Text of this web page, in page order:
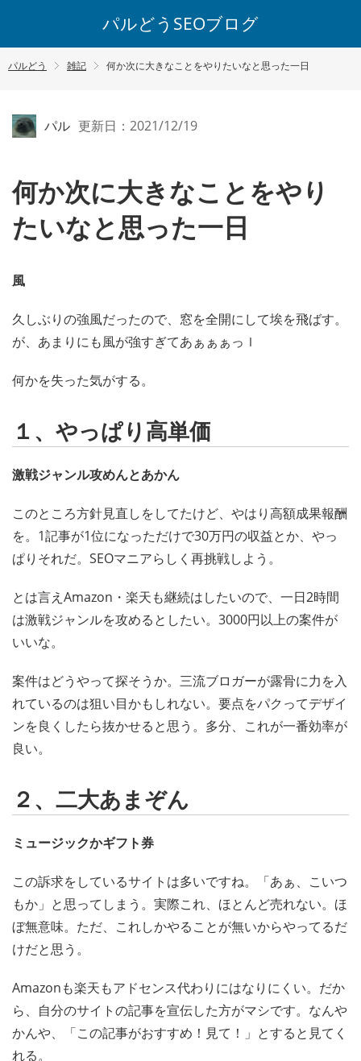
パルどうSEOブログ
パルどう 雑記 何か次に大きなことをやりたいなと思った一日
パル 更新日：2021/12/19
何か次に大きなことをやり
たいなと思った一日
風
久しぶりの強風だったので、窓を全開にして埃を飛ばす。
が、あまりにも風が強すぎてあぁぁぁっｌ
何かを失った気がする。
１、やっぱり高単価
激戦ジャンル攻めんとあかん
このところ方針見直しをしてたけど、やはり高額成果報酬
を。1記事が1位になっただけで30万円の収益とか、やっ
ぱりそれだ。SEOマニアらしく再挑戦しよう。
とは言えAmazon・楽天も継続はしたいので、一日2時間
は激戦ジャンルを攻めるとしたい。3000円以上の案件が
いいな。
案件はどうやって探そうか。三流ブロガーが露骨に力を入
れているのは狙い目かもしれない。要点をパクってデザイ
ンを良くしたら抜かせると思う。多分、これが一番効率が
良い。
２、二大あまぞん
ミュージックかギフト券
この訴求をしているサイトは多いですね。「あぁ、こいつ
もか」と思ってしまう。実際これ、ほとんど売れない。ほ
ぼ無意味。ただ、これしかやることが無いからやってるだ
けだと思う。
Amazonも楽天もアドセンス代わりにはなりにくい。だか
ら、自分のサイトの記事を宣伝した方がマシです。なんや
かんや、「この記事がおすすめ！見て！」とすると見てく
れる。